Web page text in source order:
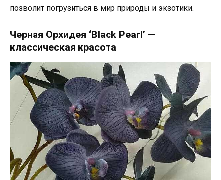
позволит погрузиться в мир природы и экзотики.
Черная Орхидея ‘Black Pearl’ —
классическая красота